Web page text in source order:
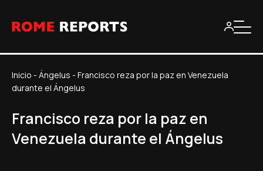
Inicio - Ángelus - Francisco reza por la paz en Venezuela
durante el Ángelus
Francisco reza por la paz en
Venezuela durante el Ángelus